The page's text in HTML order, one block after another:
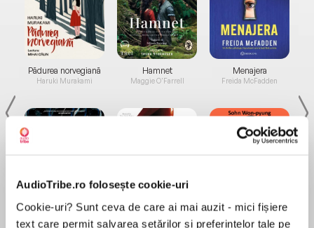
AudioTribe.ro folosește cookie-uri
Cookie-uri? Sunt ceva de care ai mai auzit - mici fișiere
text care permit salvarea setărilor și preferințelor tale pe
Pădurea norvegiană
Haruki Murakami
de...
Dani Francis
Hamnet
Maggie O'Farrell
la...
Lauren Weisberger
Menajera
Freida McFadden
Sohn Won-pyung